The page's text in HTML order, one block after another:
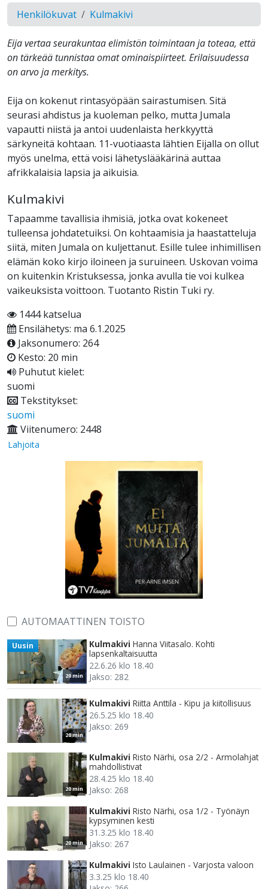
Henkilökuvat Kulmakivi
Eija vertaa seurakuntaa elimistön toimintaan ja toteaa, että
on tärkeää tunnistaa omat ominaispiirteet. Erilaisuudessa
on arvo ja merkitys.
Eija on kokenut rintasyöpään sairastumisen. Sitä
seurasi ahdistus ja kuoleman pelko, mutta Jumala
vapautti niistä ja antoi uudenlaista herkkyyttä
särkyneitä kohtaan. 11-vuotiaasta lähtien Eijalla on ollut
myös unelma, että voisi lähetyslääkärinä auttaa
afrikkalaisia lapsia ja aikuisia.
Kulmakivi
Tapaamme tavallisia ihmisiä, jotka ovat kokeneet
tulleensa johdatetuiksi. On kohtaamisia ja haastatteluja
siitä, miten Jumala on kuljettanut. Esille tulee inhimillisen
elämän koko kirjo iloineen ja suruineen. Uskovan voima
on kuitenkin Kristuksessa, jonka avulla tie voi kulkea
vaikeuksista voittoon. Tuotanto Ristin Tuki ry.
1444 katselua
Ensilähetys: ma 6.1.2025
Jaksonumero: 264
Kesto: 20 min
Puhutut kielet:
suomi
Tekstitykset:
suomi
Viitenumero: 2448
Lahjoita
AUTOMAATTINEN TOISTO
20 min
Uusin Kulmakivi Hanna Viitasalo. Kohti
lapsenkaltaisuutta
22.6.26 klo 18.40
Jakso: 282
20 min
Kulmakivi Riitta Anttila - Kipu ja kiitollisuus
26.5.25 klo 18.40
Jakso: 269
20 min
Kulmakivi Risto Närhi, osa 2/2 - Armolahjat
mahdollistivat
28.4.25 klo 18.40
Jakso: 268
20 min
Kulmakivi Risto Närhi, osa 1/2 - Työnäyn
kypsyminen kesti
31.3.25 klo 18.40
Jakso: 267
Kulmakivi Isto Laulainen - Varjosta valoon
3.3.25 klo 18.40